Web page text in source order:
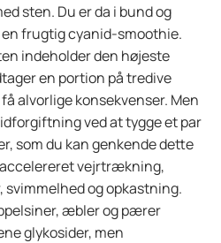
sten. Du er da i bund og
frugtig cyanid-smoothie.
indeholder den højeste
en portion på tredive
alvorlige konsekvenser. Men
ved at tygge et par
som du kan genkende dette
vejrtrækning,
og opkastning.
æbler og pærer
glykosider, men